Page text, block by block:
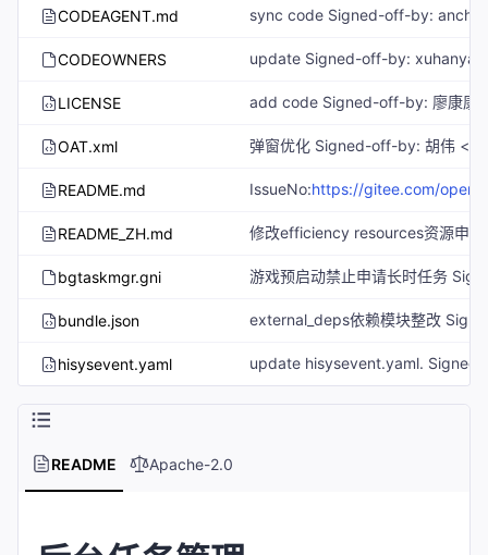
CODEAGENT.md
CODEOWNERS
LICENSE
OAT.xml
README.md IssueNo:https://gitee.com/openharmony/
README_ZH.md
bgtaskmgr.gni
bundle.json
hisysevent.yaml
README Apache-2.0